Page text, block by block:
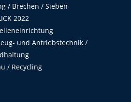
/ Brechen / Sieben
2022
und Antriebstechnik /
/ Recycling